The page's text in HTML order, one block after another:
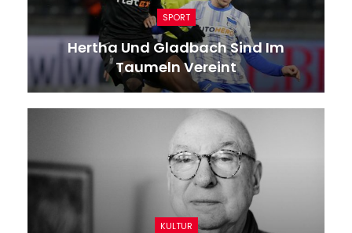
SPORT
Hertha Und Gladbach Sind Im
Taumeln Vereint
KULTUR